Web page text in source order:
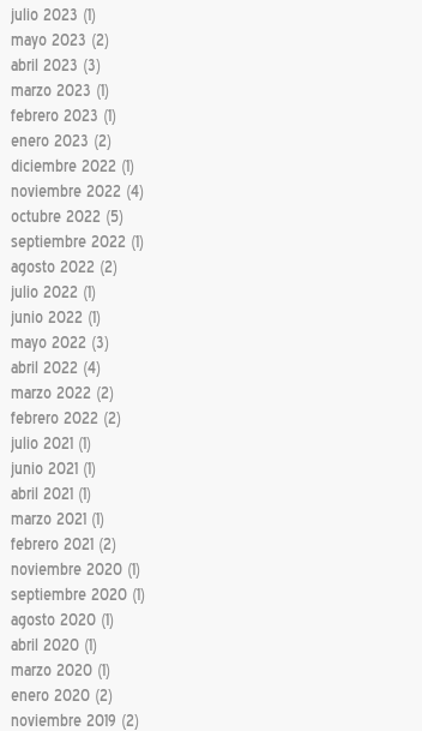
julio 2023 (1)
mayo 2023 (2)
abril 2023 (3)
marzo 2023 (1)
febrero 2023 (1)
enero 2023 (2)
diciembre 2022 (1)
noviembre 2022 (4)
octubre 2022 (5)
septiembre 2022 (1)
agosto 2022 (2)
julio 2022 (1)
junio 2022 (1)
mayo 2022 (3)
abril 2022 (4)
marzo 2022 (2)
febrero 2022 (2)
julio 2021 (1)
junio 2021 (1)
abril 2021 (1)
marzo 2021 (1)
febrero 2021 (2)
noviembre 2020 (1)
septiembre 2020 (1)
agosto 2020 (1)
abril 2020 (1)
marzo 2020 (1)
enero 2020 (2)
noviembre 2019 (2)